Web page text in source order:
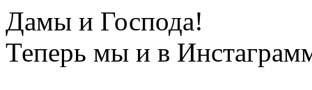
Дамы и Господа!
Теперь мы и в